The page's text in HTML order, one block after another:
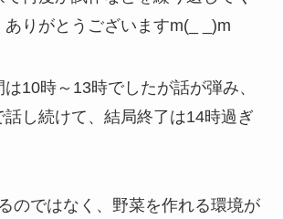
りがとうございますm(_ _)m
10時～13時でしたが話が弾み、
話し続けて、結局終了は14時過ぎ
のではなく、野菜を作れる環境が